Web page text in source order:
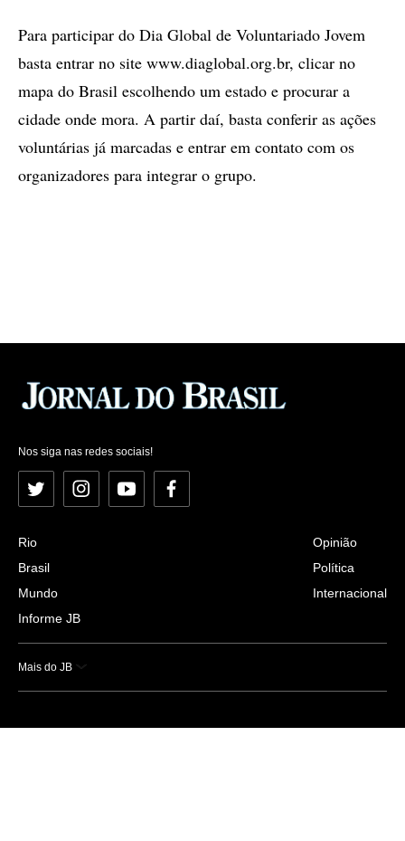
Para participar do Dia Global de Voluntariado Jovem
basta entrar no site www.diaglobal.org.br, clicar no
mapa do Brasil escolhendo um estado e procurar a
cidade onde mora. A partir daí, basta conferir as ações
voluntárias já marcadas e entrar em contato com os
organizadores para integrar o grupo.
Nos siga nas redes sociais!
Twitter InstagramYouTubeFacebook
Rio
Brasil
Mundo
Informe JB
Opinião
Política
Internacional
Mais do JB
Esportes